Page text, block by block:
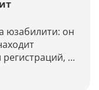
юзабилити: он
регистраций, и